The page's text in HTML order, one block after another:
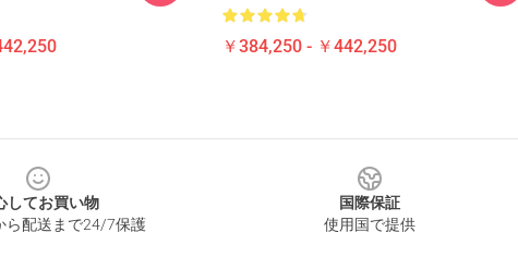
￥384,250 - ￥442,250
してお買い物
ら配送まで24/7保護
国際保証
使用国で提供